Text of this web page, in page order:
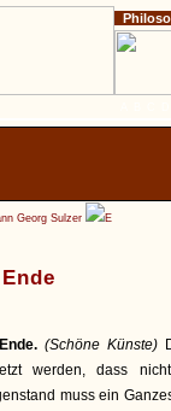
Georg Sulzer E
Ende
Ende.(Schöne Künste)
werden, dass
muss ein